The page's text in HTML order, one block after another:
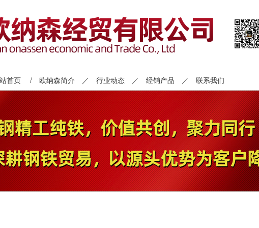
首页 / 欧纳森简介 ／ 行业动态 ／ 经销产品 ／ 联系我们